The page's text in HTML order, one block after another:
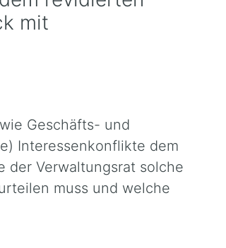
mit
Geschäfts- und
Interessenkonflikte dem
der Verwaltungsrat solche
muss und welche